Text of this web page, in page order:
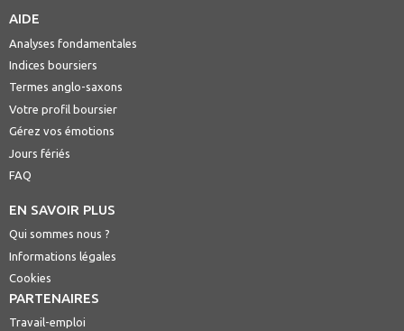
AIDE
Analyses fondamentales
Indices boursiers
Termes anglo-saxons
Votre profil boursier
Gérez vos émotions
Jours fériés
FAQ
EN SAVOIR PLUS
Qui sommes nous ?
Informations légales
Cookies
PARTENAIRES
Travail-emploi